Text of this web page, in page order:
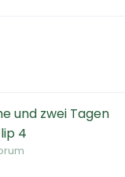
und zwei Tagen
4